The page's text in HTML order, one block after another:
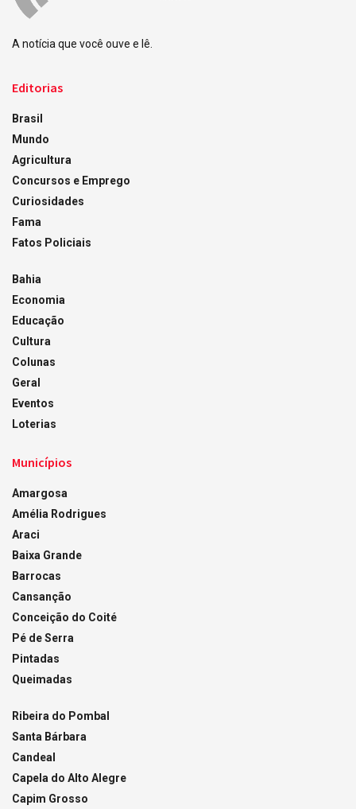
A notícia que você ouve e lê.
Editorias
Brasil
Mundo
Agricultura
Concursos e Emprego
Curiosidades
Fama
Fatos Policiais
Bahia
Economia
Educação
Cultura
Colunas
Geral
Eventos
Loterias
Municípios
Amargosa
Amélia Rodrigues
Araci
Baixa Grande
Barrocas
Cansanção
Conceição do Coité
Pé de Serra
Pintadas
Queimadas
Ribeira do Pombal
Santa Bárbara
Candeal
Capela do Alto Alegre
Capim Grosso